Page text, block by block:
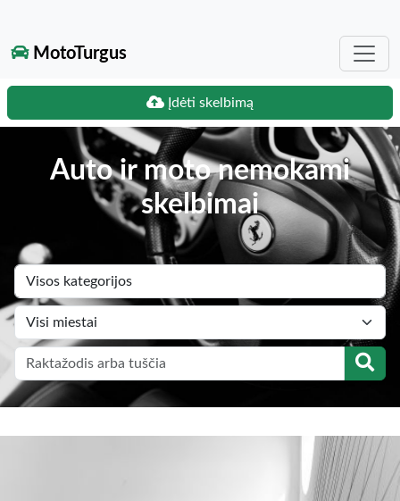
MotoTurgus
Įdėti skelbimą
Auto ir moto nemokami
skelbimai